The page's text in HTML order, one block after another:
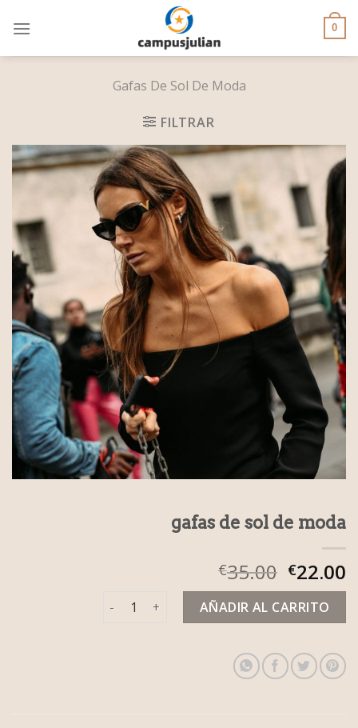
0
Gafas De Sol De Moda
FILTRAR
gafas de sol de moda
€35.00 €22.00
gafas de sol de moda cantidad
AÑADIR AL CARRITO